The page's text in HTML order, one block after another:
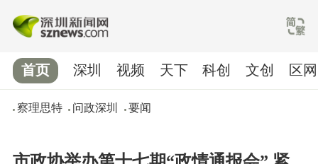
首页
察理思特 问政深圳 要闻
深圳 视频 天下 科创 文创 区网